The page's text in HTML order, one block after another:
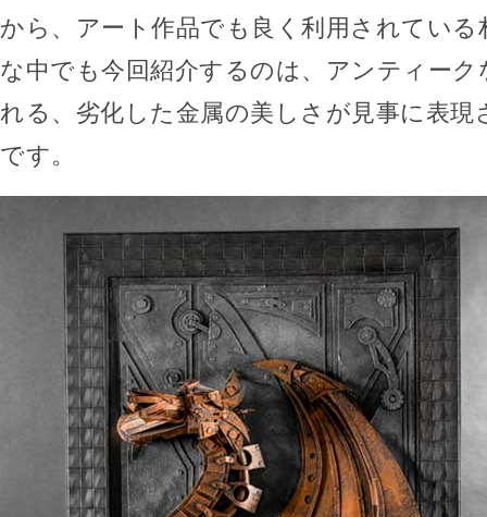
から、アート作品でも良く利用されている
な中でも今回紹介するのは、アンティーク
れる、劣化した金属の美しさが見事に表現
です。